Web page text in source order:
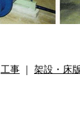
工事 ｜ 架設・床